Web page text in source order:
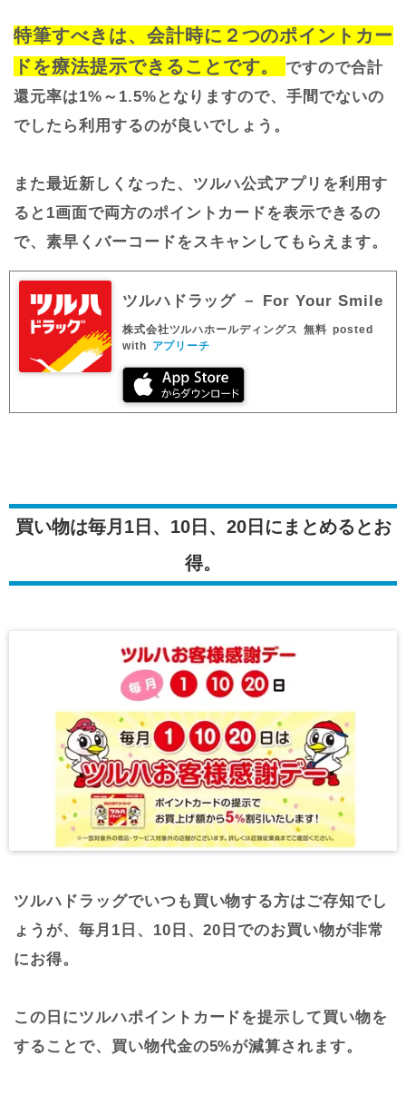
特筆すべきは、会計時に２つのポイントカー
ドを療法提示できることです。ですので合計
還元率は1%～1.5%となりますので、手間でないの
でしたら利用するのが良いでしょう。
また最近新しくなった、ツルハ公式アプリを利用す
ると1画面で両方のポイントカードを表示できるの
で、素早くバーコードをスキャンしてもらえます。
ツルハドラッグ － For Your Smile
株式会社ツルハホールディングス 無料 posted
with アプリーチ
買い物は毎月1日、10日、20日にまとめるとお
得。
ツルハドラッグでいつも買い物する方はご存知でし
ょうが、毎月1日、10日、20日でのお買い物が非常
にお得。
この日にツルハポイントカードを提示して買い物を
することで、買い物代金の5%が減算されます。